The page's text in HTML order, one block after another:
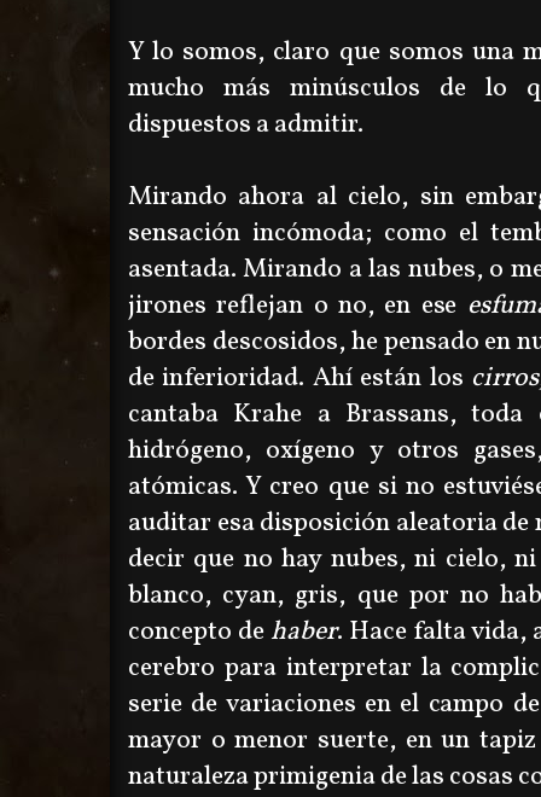
Y lo somos, claro que somos una
mucho más minúsculos de lo
dispuestos a admitir.
Mirando ahora al cielo, sin
sensación incómoda; como el
asentada. Mirando a las nubes, o
jirones reflejan o no, en ese
bordes descosidos, he pensado en
de inferioridad. Ahí están los
cantaba Krahe a Brassans, toda
hidrógeno, oxígeno y otros
atómicas. Y creo que si no
auditar esa disposición aleatoria
decir que no hay nubes, ni cielo,
blanco, cyan, gris, que por no
concepto de haber. Hace falta vida,
cerebro para interpretar la
serie de variaciones en el campo
mayor o menor suerte, en un
naturaleza primigenia de las cosas